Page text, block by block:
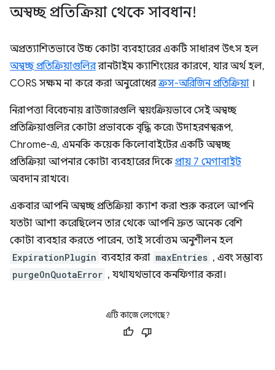
অস্বচ্ছ প্রতিক্রিয়া থেকে সাবধান!
অপ্রত্যাশিতভাবে উচ্চ কোটা ব্যবহারের একটি সাধারণ উৎস হল
অস্বচ্ছ প্রতিক্রিয়াগুলিররানটাইম ক্যাশিংয়ের কারণে, যার অর্থ হল,
CORS সক্ষম না করে করা অনুরোধেরক্রস-অরিজিন প্রতিক্রিয়া ।
নিরাপত্তা বিবেচনায় ব্রাউজারগুলি স্বয়ংক্রিয়ভাবে সেই অস্বচ্ছ
প্রতিক্রিয়াগুলির কোটা প্রভাবকে বৃদ্ধি করে৷ উদাহরণস্বরূপ,
Chrome-এ, এমনকি কয়েক কিলোবাইটের একটি অস্বচ্ছ
প্রতিক্রিয়া আপনার কোটা ব্যবহারের দিকেপ্রায় 7 মেগাবাইট
অবদান রাখবে।
একবার আপনি অস্বচ্ছ প্রতিক্রিয়া ক্যাশ করা শুরু করলে আপনি
যতটা আশা করেছিলেন তার থেকে আপনি দ্রুত অনেক বেশি
কোটা ব্যবহার করতে পারেন, তাই সর্বোত্তম অনুশীলন হল
ExpirationPlugin ব্যবহার করা maxEntries , এবং সম্ভাব্য
purgeOnQuotaError , যথাযথভাবে কনফিগার করা।
এটি কাজে লেগেছে?